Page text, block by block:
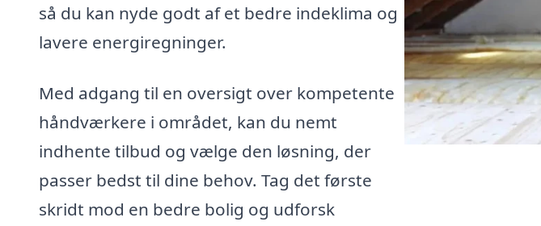
så du kan nyde godt af et bedre indeklima og
lavere energiregninger.
Med adgang til en oversigt over kompetente
håndværkere i området, kan du nemt
indhente tilbud og vælge den løsning, der
passer bedst til dine behov. Tag det første
skridt mod en bedre bolig og udforsk